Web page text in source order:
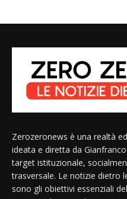
Zerozeronews è una realtà
ideata e diretta da
target istituzionale,
trasversale. Le notizie dietro
sono gli obiettivi essenziali